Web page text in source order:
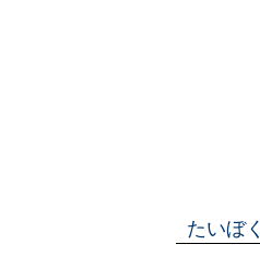
たいぼく